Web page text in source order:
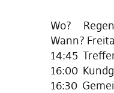
Wo?
Wann?
14:45
16:00
16:30